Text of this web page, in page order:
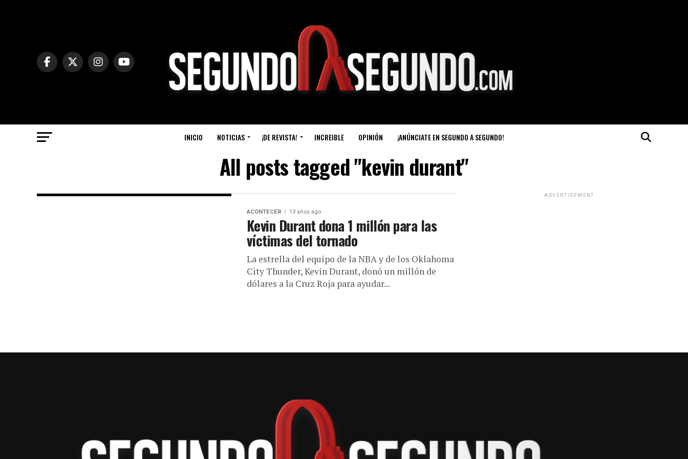
INICIO NOTICIAS ¡DE REVISTA! INCREIBLE OPINIÓN ¡ANÚNCIATE EN SEGUNDO A SEGUNDO!
All posts tagged "kevin durant"
ACONTECER 13 años ago
Kevin Durant dona 1 millón para las
víctimas del tornado
La estrella del equipo de la NBA y de los Oklahoma
City Thunder, Kevin Durant, donó un millón de
dólares a la Cruz Roja para ayudar...
ADVERTISEMENT